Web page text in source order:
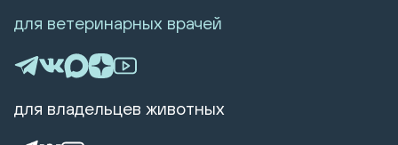
для ветеринарных врачей
для владельцев животных